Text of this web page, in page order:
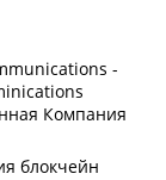
-
Компания
блокчейн